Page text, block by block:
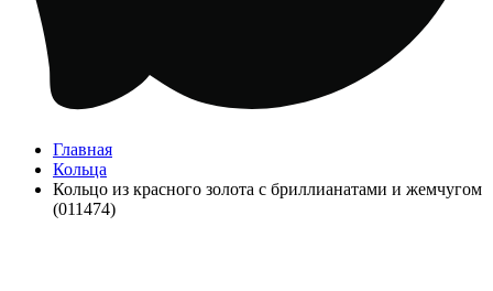
Главная
Кольца
Кольцо из красного золота с бриллианатами и жемчугом
(011474)